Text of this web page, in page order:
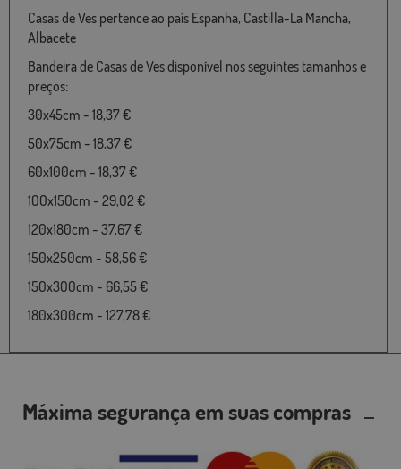
Casas de Ves pertence ao país Espanha, Castilla-La Mancha,
Albacete
Bandeira de Casas de Ves disponível nos seguintes tamanhos e
preços:
30x45cm - 18,37 €
50x75cm - 18,37 €
60x100cm - 18,37 €
100x150cm - 29,02 €
120x180cm - 37,67 €
150x250cm - 58,56 €
150x300cm - 66,55 €
180x300cm - 127,78 €
Máxima segurança em suas compras